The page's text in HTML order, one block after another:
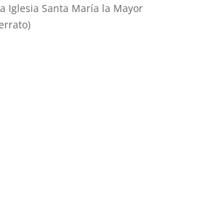
Iglesia Santa María la Mayor